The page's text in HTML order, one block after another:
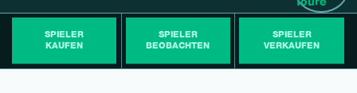
SPIELER
KAUFEN
SPIELER
BEOBACHTEN
SPIELER
VERKAUFEN